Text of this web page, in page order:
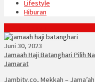
Lifestyle
Hiburan
Juni 30, 2023
Jamaah Haji Batanghari Pilih
Jamarat
Jambitv.co, Mekkah –